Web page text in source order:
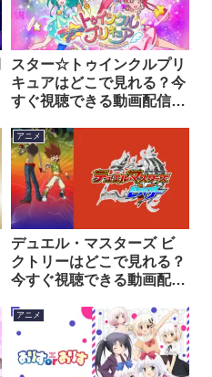
スター☆トゥインクルプリ
キュアはどこで見れる？今
すぐ視聴できる動画配信サ
アニメ
デュエル・マスターズ ビ
クトリーはどこで見れる？
今すぐ視聴できる動画配信
アニメ